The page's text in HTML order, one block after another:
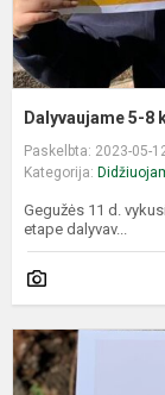
Dalyvaujame 5-
Paskelbta: 2023-05-
Kategorija:
Gegužės 11 d.
etape dalyvav...